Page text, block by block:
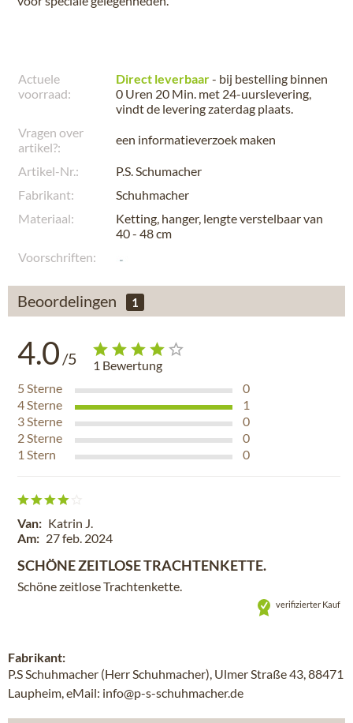
Actuele
voorraad:
Direct leverbaar- bij bestelling binnen
0 Uren 20 Min. met 24-uurslevering,
vindt de leveringzaterdag plaats.
Vragen over
artikel?:
een informatieverzoek maken
Artikel-Nr.:
P.S. Schumacher
Fabrikant:
Schuhmacher
Materiaal:
Ketting, hanger, lengte verstelbaar van
40 - 48 cm
Voorschriften:
Beoordelingen 1
4.0 /5 1 Bewertung
5Sterne
0
4Sterne
1
3Sterne
0
2Sterne
0
1 Stern 0
Van: Katrin J.
Am: 27 feb. 2024
SCHÖNE ZEITLOSE TRACHTENKETTE.
Schöne zeitlose Trachtenkette.
verifizierter Kauf
Fabrikant:
P.S Schuhmacher (Herr Schuhmacher), Ulmer Straße 43, 88471
Laupheim, eMail: info@p-s-schuhmacher.de